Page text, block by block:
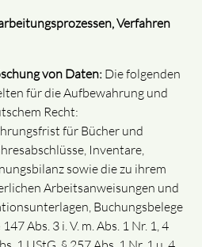
Verfahren
von Daten: Die folgenden
für die Aufbewahrung und
Recht:
für Bücher und
Inventare,
sowie die zu ihrem
Arbeitsanweisungen und
Buchungsbelege
Abs. 3 i. V. m. Abs. 1 Nr. 1, 4